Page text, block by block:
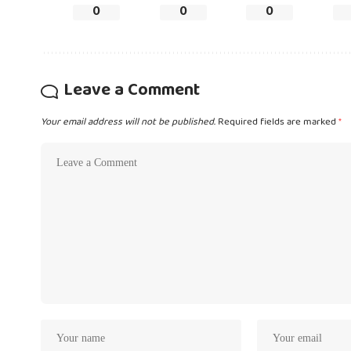
0 0 0
Leave a Comment
Your email address will not be published.Required fields are marked*